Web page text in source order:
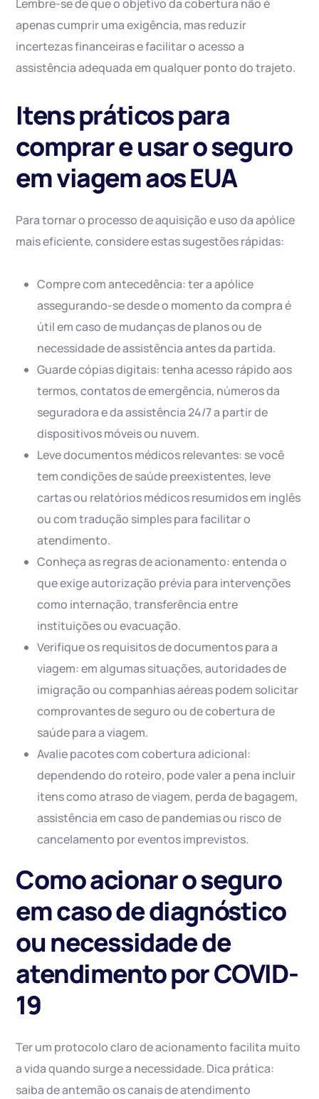
Lembre-se de que o objetivo da cobertura não é
apenas cumprir uma exigência, mas reduzir
incertezas financeiras e facilitar o acesso a
assistência adequada em qualquer ponto do trajeto.
Itens práticos para
comprar e usar o seguro
em viagem aos EUA
Para tornar o processo de aquisição e uso da apólice
mais eficiente, considere estas sugestões rápidas:
Compre com antecedência: ter a apólice
assegurando-se desde o momento da compra é
útil em caso de mudanças de planos ou de
necessidade de assistência antes da partida.
Guarde cópias digitais: tenha acesso rápido aos
termos, contatos de emergência, números da
seguradora e da assistência 24/7 a partir de
dispositivos móveis ou nuvem.
Leve documentos médicos relevantes: se você
tem condições de saúde preexistentes, leve
cartas ou relatórios médicos resumidos em inglês
ou com tradução simples para facilitar o
atendimento.
Conheça as regras de acionamento: entenda o
que exige autorização prévia para intervenções
como internação, transferência entre
instituições ou evacuação.
Verifique os requisitos de documentos para a
viagem: em algumas situações, autoridades de
imigração ou companhias aéreas podem solicitar
comprovantes de seguro ou de cobertura de
saúde para a viagem.
Avalie pacotes com cobertura adicional:
dependendo do roteiro, pode valer a pena incluir
itens como atraso de viagem, perda de bagagem,
assistência em caso de pandemias ou risco de
cancelamento por eventos imprevistos.
Como acionar o seguro
em caso de diagnóstico
ou necessidade de
atendimento por COVID-
19
Ter um protocolo claro de acionamento facilita muito
a vida quando surge a necessidade. Dica prática:
saiba de antemão os canais de atendimento